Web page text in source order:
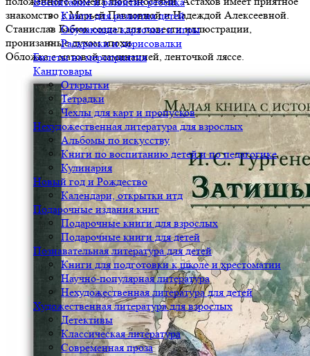
Книги для развития детей
Обучающие карточки и игры
Раскраски и дорисовалки
Билеты на мероприятия
Канцтовары
Открытки
Тетрадки
Чехлы для карт и пропусков
Нехудожественная литература для взрослых
Альбомы по искусству
Книги по воспитанию детей и по педагогике
Кулинария
Новый год и Рождество
Календари, открытки итд
Подарочные издания книг
Подарочные книги для взрослых
Подарочные книги для детей
Познавательная литература для детей
Книги для подготовки к школе и хрестоматии
Научно-популярная литература
Нехудожественная литература для детей
Художественная литература для взрослых
Детективы
Классическая литература
Современная проза
знакомство с Марьей Павловной и Надеждой Алексеевной.
Станислав Бабюк создал для повести иллюстрации,
пронизанные духом эпохи.
Обложка с матовой ламинацией, ленточкой ляссе.